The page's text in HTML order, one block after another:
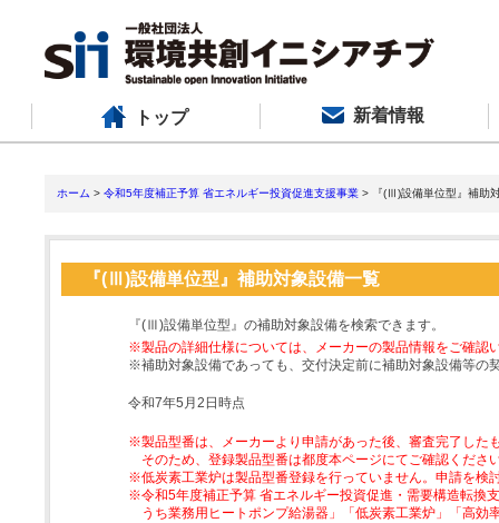
トップ 新着情報
ホーム > 令和5年度補正予算 省エネルギー投資促進支援事業 > 『(Ⅲ)設備単位型』補助
『(Ⅲ)設備単位型』補助対象設備一覧
『(Ⅲ)設備単位型』の補助対象設備を検索できます。
※製品の詳細仕様については、メーカーの製品情報をご確認
※補助対象設備であっても、交付決定前に補助対象設備等の
令和7年5月2日時点
※製品型番は、メーカーより申請があった後、審査完了した
そのため、登録製品型番は都度本ページにてご確認くださ
※低炭素工業炉は製品型番登録を行っていません。申請を検
※令和5年度補正予算 省エネルギー投資促進・需要構造転換
うち業務用ヒートポンプ給湯器」「低炭素工業炉」「高